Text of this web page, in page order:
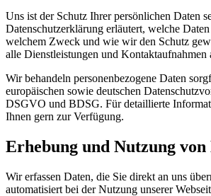
Uns ist der Schutz Ihrer persönlichen Daten
Datenschutzerklärung erläutert, welche
welchem Zweck und wie wir den Schutz
alle Dienstleistungen und
Wir behandeln personenbezogene Daten
europäischen sowie deutschen
DSGVO und BDSG. Für detaillierte
Ihnen gern zur Verfügung.
Erhebung und Nutzung von
Wir erfassen Daten, die Sie direkt an uns
automatisiert bei der Nutzung unserer